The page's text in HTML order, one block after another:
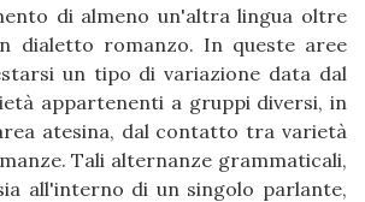
di almeno un'altra lingua oltre
dialetto romanzo. In queste aree
un tipo di variazione data dal
appartenenti a gruppi diversi, in
atesina, dal contatto tra varietà
Tali alternanze grammaticali,
all'interno di un singolo parlante,